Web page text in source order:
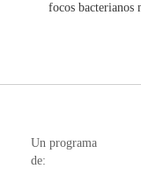
focos bacterianos
Un programa
de: